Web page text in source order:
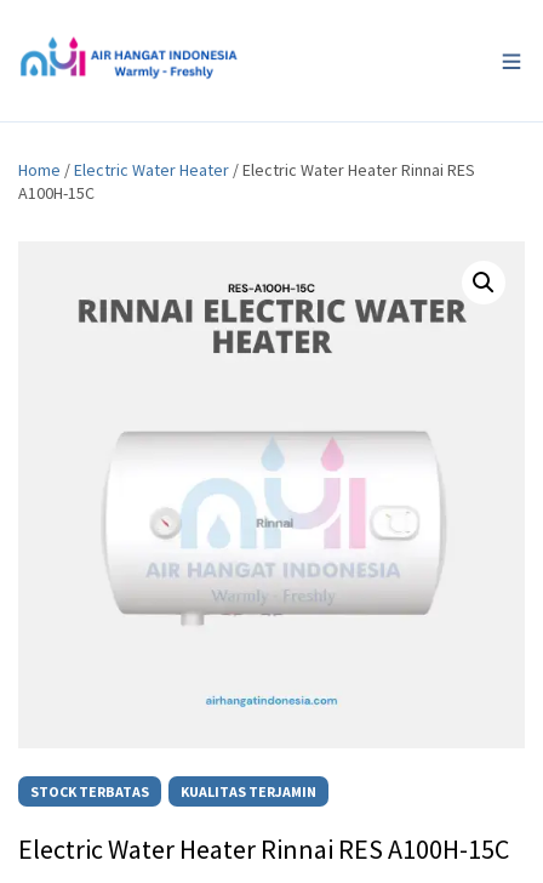
Home /Electric Water Heater / Electric Water Heater Rinnai RES
A100H-15C
STOCK TERBATAS KUALITAS TERJAMIN
Electric Water Heater Rinnai RES A100H-15C